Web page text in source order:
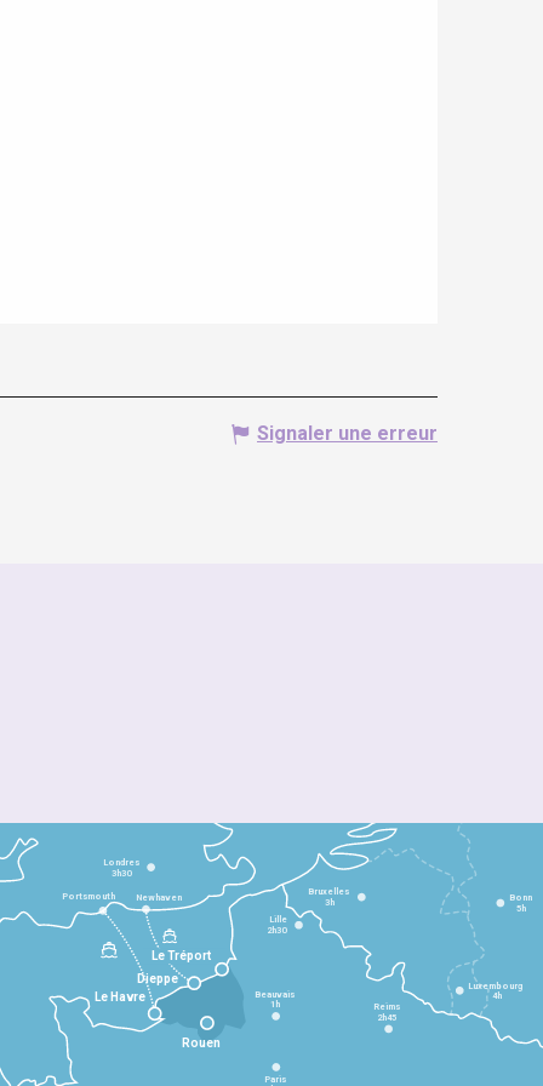
Signaler une erreur
Le Havre
Dieppe
Le Tréport
Paris
Beauvais
1h Reims
2h45
Lille
2h30
Bruxelles
3h
Londres
3h30
Newhaven
Portsmouth Bonn
5h
Luxembourg
4h
Rouen